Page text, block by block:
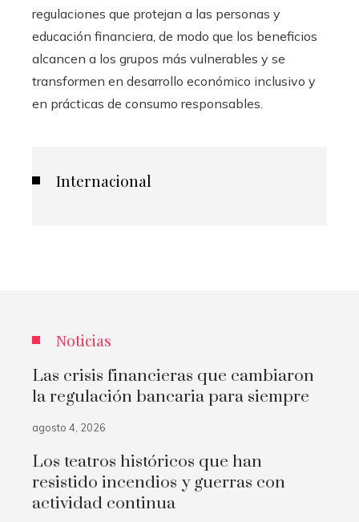
regulaciones que protejan a las personas y
educación financiera, de modo que los beneficios
alcancen a los grupos más vulnerables y se
transformen en desarrollo económico inclusivo y
en prácticas de consumo responsables.
Internacional
Noticias
Las crisis financieras que cambiaron
la regulación bancaria para siempre
agosto 4, 2026
Los teatros históricos que han
resistido incendios y guerras con
actividad continua